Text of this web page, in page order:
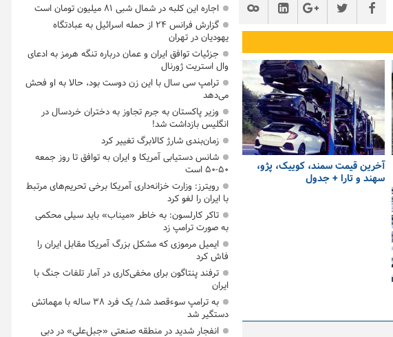
آخرین قیمت سمند، کوییک، پژو،
سهند و تارا + جدول
اجاره این کلبه در شمال شبی ۸۱ میلیون تومان است
گزارش فرانس ۲۴ از حمله اسرائیل به عبادتگاه
یهودیان در تهران
جزئیات توافق ایران و عمان درباره تنگه هرمز به ادعای
وال استریت ژورنال
ترامپ سی سال با این زن دوست بود، حالا به او فحش
می‌دهد
وزیر پاکستان به جرم تجاوز به دختران خردسال در
انگلیس بازداشت شد!
زمان‌بندی شارژ کالابرگ تغییر کرد
شانس دستیابی آمریکا و ایران به توافق تا روز جمعه
۵۰-۵۰ است
رویترز: وزارت خزانه‌داری آمریکا برخی تحریم‌های مرتبط
با ایران را لغو کرد
تاکر کارلسون: به خاطر «میناب» باید سیلی محکمی
به صورت ترامپ زد
ایمیل مرموزی که مشکل بزرگ آمریکا مقابل ایران را
فاش کرد
ترفند پنتاگون برای مخفی‌کاری در آمار تلفات جنگ با
ایران
به ترامپ سوءقصد شد/ یک فرد ۳۸ ساله با مهماتش
دستگیر شد
انفجار شدید در منطقه صنعتی «جبل‌علی» در دبی